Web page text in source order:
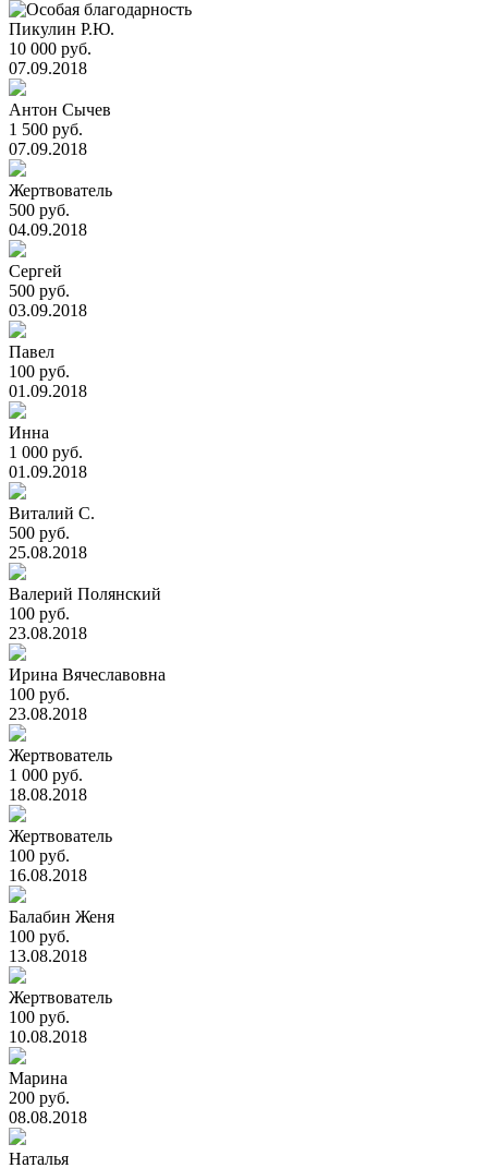
Пикулин Р.Ю.
10 000 руб.
07.09.2018
Антон Сычев
1 500 руб.
07.09.2018
Жертвователь
500 руб.
04.09.2018
Сергей
500 руб.
03.09.2018
Павел
100 руб.
01.09.2018
Инна
1 000 руб.
01.09.2018
Виталий С.
500 руб.
25.08.2018
Валерий Полянский
100 руб.
23.08.2018
Ирина Вячеславовна
100 руб.
23.08.2018
Жертвователь
1 000 руб.
18.08.2018
Жертвователь
100 руб.
16.08.2018
Балабин Женя
100 руб.
13.08.2018
Жертвователь
100 руб.
10.08.2018
Марина
200 руб.
08.08.2018
Наталья